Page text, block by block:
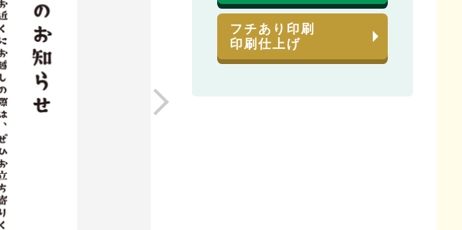
フチあり印刷
印刷仕上げ